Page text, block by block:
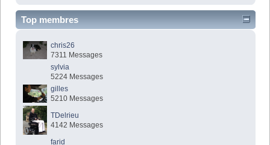
Top membres
chris26
7311 Messages
sylvia
5224 Messages
gilles
5210 Messages
TDelrieu
4142 Messages
farid